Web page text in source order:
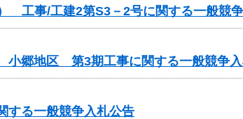
工事/工建2第S3－2号に関する一般競
小郷地区 第3期工事に関する一般競争
る一般競争入札公告